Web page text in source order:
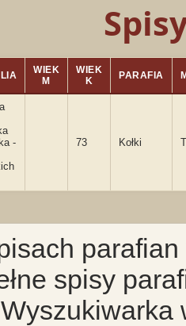
WIEK
M
WIEK
K
PARAFIA
-
73 Kołki
spisy
Wyszukiwarka